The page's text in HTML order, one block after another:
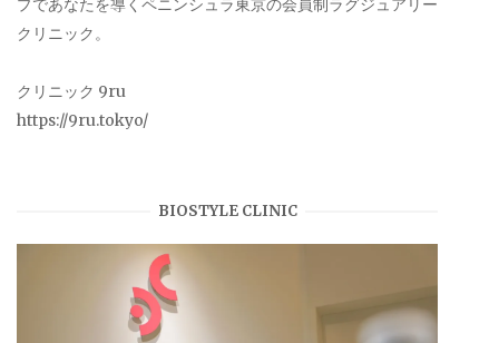
プであなたを導くペニンシュラ東京の会員制ラグジュアリー
クリニック。
クリニック 9ru
https://9ru.tokyo/
BIOSTYLE CLINIC